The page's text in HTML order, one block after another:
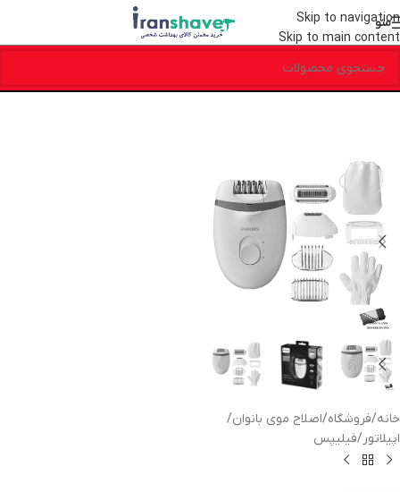
Skip to navigation
Skip to main content
منو
خانه/فروشگاه/اصلاح موی بانوان/
اپیلاتور/فیلیپس